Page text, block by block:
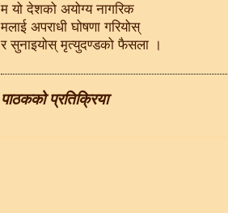
म यो देशको अयोग्य नागरिक
मलाई अपराधी घोषणा गरियोस्
र सुनाइयोस् मृत्युदण्डको फैसला ।
पाठकको प्रतिक्रिया